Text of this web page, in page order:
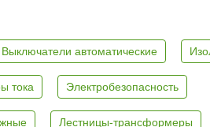
Выключатели автоматические
тока Электробезопасность
Лестницы-трансформеры